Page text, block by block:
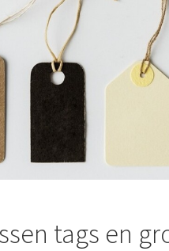
tags en